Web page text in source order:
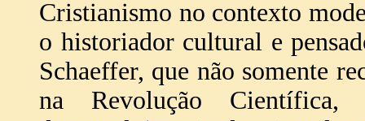
Cristianismo no contexto
o historiador cultural e
Schaeffer, que não somente
na Revolução